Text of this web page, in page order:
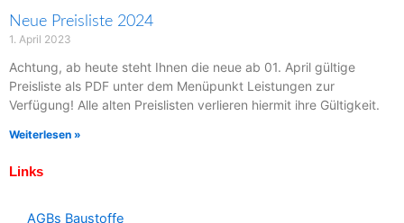
Neue Preisliste 2024
1. April 2023
Achtung, ab heute steht Ihnen die neue ab 01. April gültige
Preisliste als PDF unter dem Menüpunkt Leistungen zur
Verfügung! Alle alten Preislisten verlieren hiermit ihre Gültigkeit.
Weiterlesen »
Links
AGBs Baustoffe